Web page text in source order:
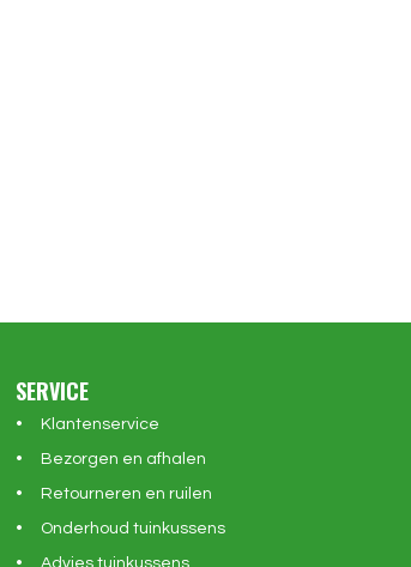
SERVICE
Klantenservice
Bezorgen en afhalen
Retourneren en ruilen
Onderhoud tuinkussens
Advies tuinkussens